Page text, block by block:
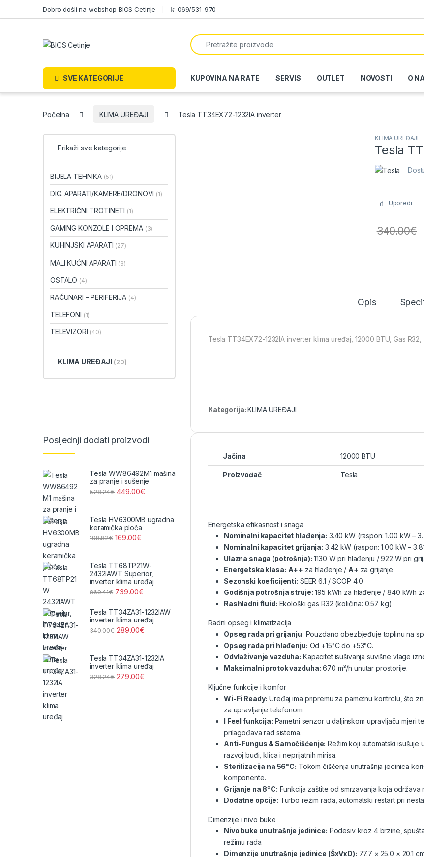
Dobro došli na webshop BIOS Cetinje 069/531-970
Search for:
SVE KATEGORIJE KUPOVINA NA RATE SERVIS OUTLET NOVOSTI O
Početna KLIMA UREĐAJI Tesla TT34EX72-1232IA inverter
KLIMA UREĐAJI
Tesla
Uporedi
340.00€
Opis
Tesla TT34EX72-1232IA inverter klima uređaj, 12000 BTU, Gas
Kategorija:KLIMA UREĐAJI
Jačina 12000 BTU
Proizvođač Tesla
Energetska efikasnost i snaga
Nominalni kapacitet hlađenja: 3.40 kW (raspon: 1.00 kW –
Nominalni kapacitet grijanja: 3.42 kW (raspon: 1.00 kW –
Ulazna snaga (potrošnja): 1130 W pri hlađenju / 922 W pri
Energetska klasa: A++ za hlađenje / A+ za grijanje
Sezonski koeficijenti: SEER 6.1 / SCOP 4.0
Godišnja potrošnja struje: 195 kWh za hlađenje / 840 kWh
Rashladni fluid: Ekološki gas R32 (količina: 0.57 kg)
Radni opseg i klimatizacija
Opseg rada pri grijanju: Pouzdano obezbjeđuje toplinu na
Opseg rada pri hlađenju: Od +15°C do +53°C.
Odvlaživanje vazduha: Kapacitet isušivanja suvišne vlage
Maksimalni protok vazduha: 670 m³/h unutar prostorije.
Ključne funkcije i komfor
Wi-Fi Ready: Uređaj ima pripremu za pametnu kontrolu, što
za upravljanje telefonom.
I Feel funkcija: Pametni senzor u daljinskom upravljaču mjeri
prilagođava rad sistema.
Anti-Fungus & Samočišćenje: Režim koji automatski isušuje
razvoj buđi, klica i neprijatnih mirisa.
Sterilizacija na 56°C: Tokom čišćenja unutrašnja jedinica
komponente.
Grijanje na 8°C: Funkcija zaštite od smrzavanja koja održava
Dodatne opcije: Turbo režim rada, automatski restart pri
Dimenzije i nivo buke
Nivo buke unutrašnje jedinice: Podesiv kroz 4 brzine,
režimu rada.
Dimenzije unutrašnje jedinice (ŠxVxD): 77.7 × 25.0 × 20.1
Prikaži sve kategorije
BIJELA TEHNIKA (51)
DIG. APARATI/KAMERE/DRONOVI (1)
ELEKTRIČNI TROTINETI (1)
GAMING KONZOLE I OPREMA (3)
KUHINJSKI APARATI (27)
MALI KUĆNI APARATI (3)
OSTALO (4)
RAČUNARI – PERIFERIJA (4)
TELEFONI (1)
TELEVIZORI (40)
KLIMA UREĐAJI (20)
Posljednji dodati proizvodi
Tesla WW86492M1 mašina
za pranje i sušenje
528.24€ 449.00€
Tesla HV6300MB ugradna
keramička ploča
198.82€ 169.00€
Tesla TT68TP21W-
2432IAWT Superior,
inverter klima uređaj
869.41€ 739.00€
Tesla TT34ZA31-1232IAW
inverter klima uređaj
340.00€ 289.00€
Tesla TT34ZA31-1232IA
inverter klima uređaj
328.24€ 279.00€